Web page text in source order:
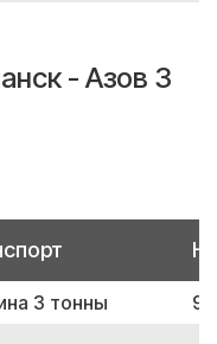
- Азов 3
3 тонны